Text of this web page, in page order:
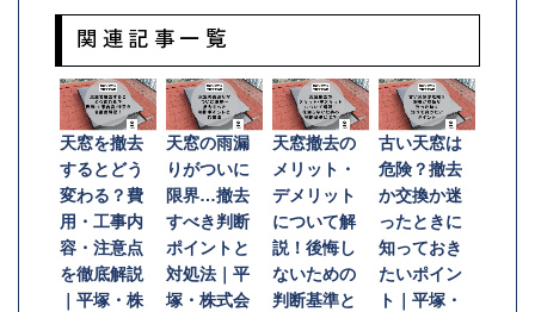
関連記事一覧
天窓を撤去
するとどう
変わる？費
用・工事内
容・注意点
を徹底解説
｜平塚・株
天窓の雨漏
りがついに
限界…撤去
すべき判断
ポイントと
対処法｜平
塚・株式会
天窓撤去の
メリット・
デメリット
について解
説！後悔し
ないための
判断基準と
古い天窓は
危険？撤去
か交換か迷
ったときに
知っておき
たいポイン
ト｜平塚・